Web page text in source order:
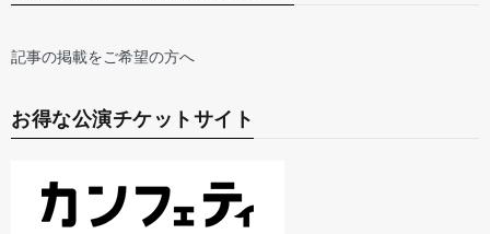
記事の掲載をご希望の方へ
お得な公演チケットサイト